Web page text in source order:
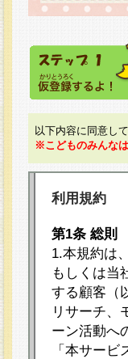
以下内容に同意し
※こどものみんな
利用規約
第1条 総則
1.本規約は
もしくは当
する顧客（
リサーチ、
ーン活動へ
「本サー